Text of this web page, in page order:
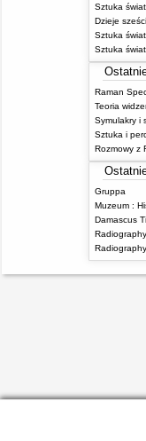
Sztuka
Dzieje
Sztuka
Sztuka
Teoria
Symulakry i
Gruppa
Muzeum :